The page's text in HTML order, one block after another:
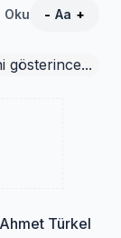
Oku - Aa +
Türkel